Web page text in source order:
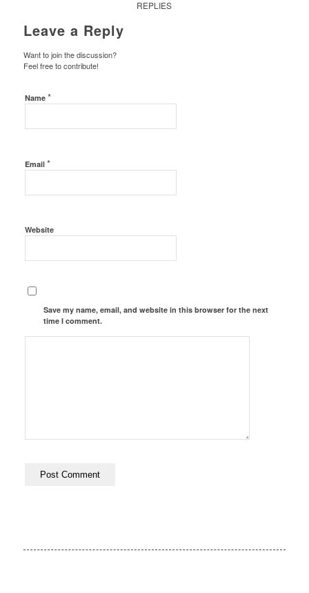
REPLIES
Leave a Reply
Want to join the discussion?
Feel free to contribute!
Name *
Email *
Website
Save my name, email, and website in this browser for the next
time I comment.